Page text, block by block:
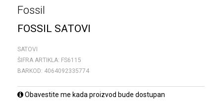
Fossil
FOSSIL SATOVI
SATOVI
ŠIFRA ARTIKLA: FS6115
BARKOD: 4064092335774
Obavestite me kada proizvod bude dostupan